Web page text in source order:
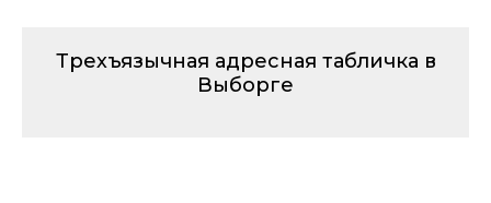
Трехъязычная адресная табличка в
Выборге